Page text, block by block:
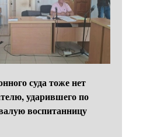
суда тоже нет
ударившего по
воспитанницу